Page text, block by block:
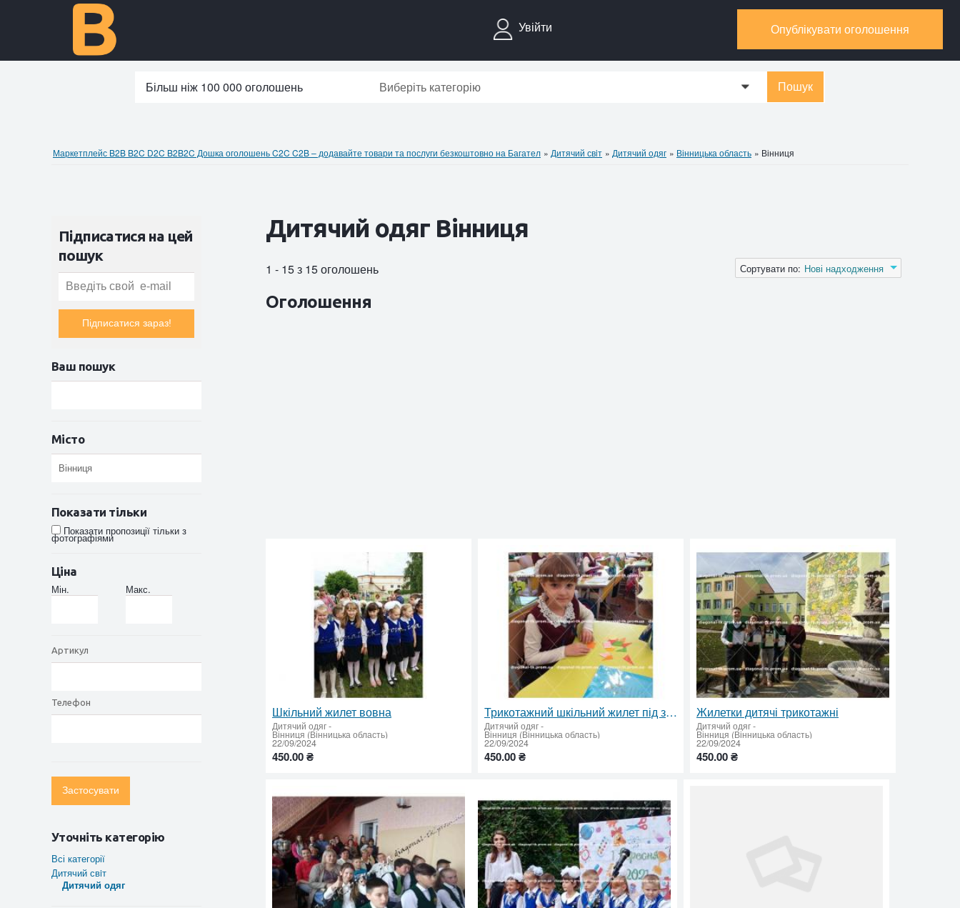
Увійти Опублікувати оголошення
Більш ніж 100 000 оголошень Виберіть категорію 0 Пошук
Маркетплейс B2B B2C D2C B2B2C Дошка оголошень C2C C2B – додавайте товари та послуги безкоштовно на Багател » Дитячий свiт » Дитячий одяг » Вінницька область » Вінниця
Підписатися на цей
пошук
Підписатися зараз!
Ваш пошук
Місто
Показати тільки
Показати пропозиції тільки з
фотографіями
Ціна
Мін.
Макс.
Артикул
Телефон
Застосувати
Уточніть категорію
Всі категорії
Дитячий свiт
Дитячий одяг
Дитячий одяг Вінниця
1 - 15 з 15 оголошень Сортувати по: Нові надходження
Оголошення
Шкільний жилет вовна
Дитячий одяг-
Вінниця (Вінницька область)
22/09/2024
450.00 ₴
Трикотажний шкільний жилет під замовлення
Дитячий одяг-
Вінниця (Вінницька область)
22/09/2024
450.00 ₴
Жилетки дитячі трикотажні
Дитячий одяг-
Вінниця (Вінницька область)
22/09/2024
450.00 ₴